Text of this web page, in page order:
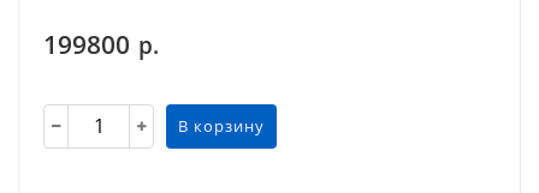
199800 р.
В корзину